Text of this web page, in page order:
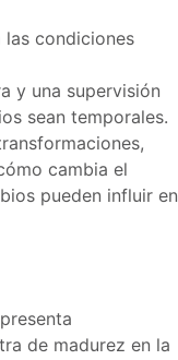
las condiciones
y una supervisión
sean temporales.
cambia el
pueden influir en
de madurez en la